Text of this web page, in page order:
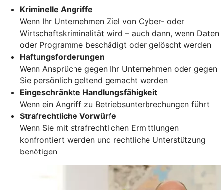
Kriminelle Angriffe
Wenn Ihr Unternehmen Ziel von Cyber- oder
Wirtschaftskriminalität wird – auch dann, wenn Daten
oder Programme beschädigt oder gelöscht werden
Haftungsforderungen
Wenn Ansprüche gegen Ihr Unternehmen oder gegen
Sie persönlich geltend gemacht werden
Eingeschränkte Handlungsfähigkeit
Wenn ein Angriff zu Betriebsunterbrechungen führt
Strafrechtliche Vorwürfe
Wenn Sie mit strafrechtlichen Ermittlungen
konfrontiert werden und rechtliche Unterstützung
benötigen